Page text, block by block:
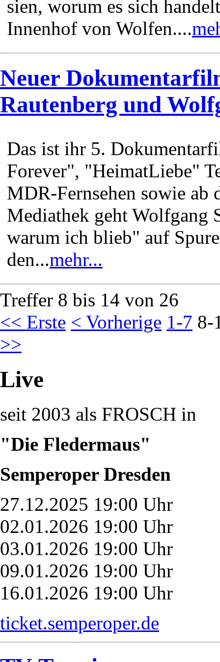
sien, worum es sich
Innenhof von Wolfen....
Neuer
Rautenberg und
Das ist ihr 5.
Forever", "HeimatLiebe"
MDR-Fernsehen sowie ab
Mediathek geht Wolfgang
warum ich blieb" auf
den...mehr...
Treffer 8 bis 14 von 26
<< Erste < Vorherige 1-7 8-
>>
Live
seit 2003 als FROSCH in
"Die Fledermaus"
Semperoper Dresden
27.12.2025 19:00 Uhr
02.01.2026 19:00 Uhr
03.01.2026 19:00 Uhr
09.01.2026 19:00 Uhr
16.01.2026 19:00 Uhr
ticket.semperoper.de